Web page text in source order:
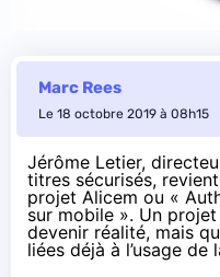
Marc Rees
Le 18 octobre 2019 à 08h15
Jérôme Letier,
titres sécurisés,
projet Alicem ou «
sur mobile ». Un
devenir réalité, mais
liées déjà à l’usage